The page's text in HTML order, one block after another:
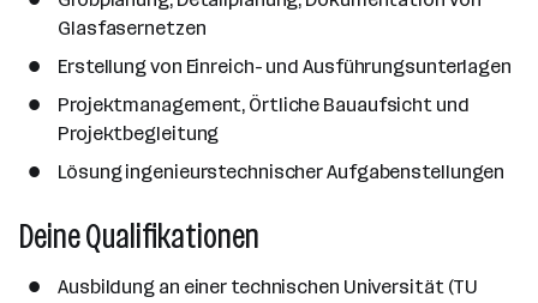
Glasfasernetzen
Erstellung von Einreich- und Ausführungsunterlagen
Projektmanagement, Örtliche Bauaufsicht und
Projektbegleitung
Lösung ingenieurstechnischer Aufgabenstellungen
Deine Qualifikationen
Ausbildung an einer technischen Universität (TU